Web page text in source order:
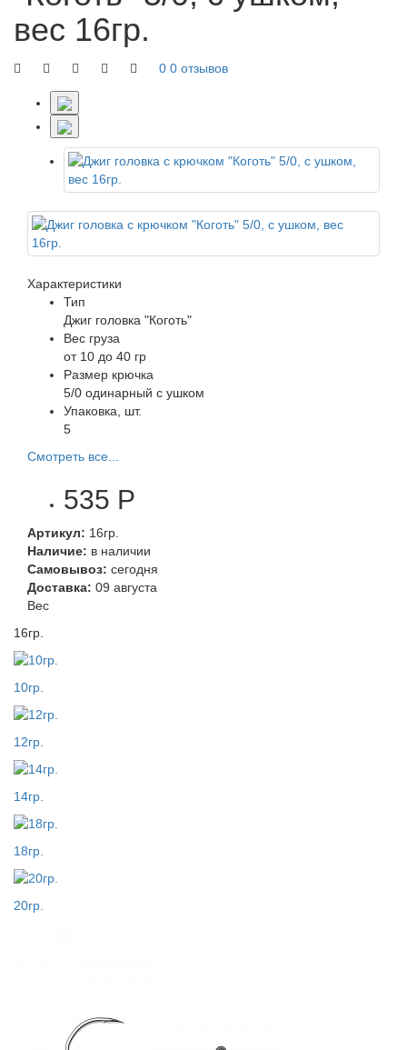
вес 16гр.
0 0 отзывов
Характеристики
Тип
Джиг головка "Коготь"
Вес груза
от 10 до 40 гр
Размер крючка
5/0 одинарный с ушком
Упаковка, шт.
5
Смотреть все...
535 Р
Артикул: 16гр.
Наличие: в наличии
Самовывоз: сегодня
Доставка: 09 августа
Вес
16гр.
10гр.
12гр.
14гр.
18гр.
20гр.